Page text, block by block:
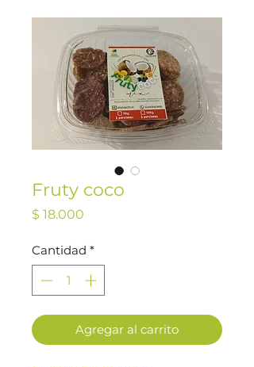
Fruty coco
$ 18.000
Cantidad *
Agregar al carrito